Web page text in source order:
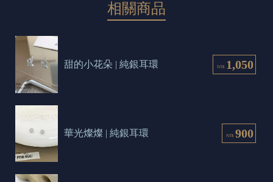
相關商品
NT$ 1,050
甜的小花朵 | 純銀耳環
NT$ 900
華光燦燦 | 純銀耳環